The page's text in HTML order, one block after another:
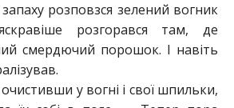
розповзся зелений вогник
розгорався там, де
смердючий порошок. І навіть
у вогні і свої шпильки,